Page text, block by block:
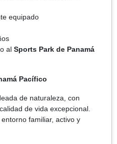
equipado
al Sports Park de Panamá
Pacífico
de naturaleza, con
de vida excepcional.
familiar, activo y